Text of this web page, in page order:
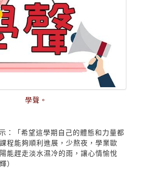
學聲。
：「希望這學期自己的體態和力量都
程能夠順利進展，少熬夜，學業歐
能趕走淡水濕冷的雨，讓心情愉悅
）